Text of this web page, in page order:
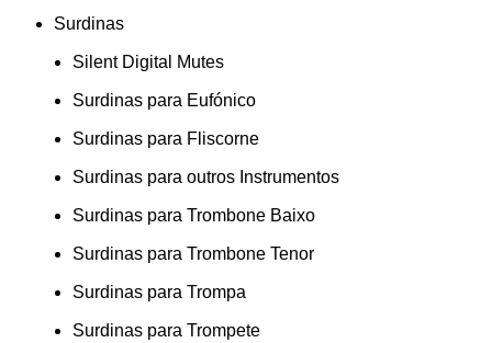
Surdinas
Silent Digital Mutes
Surdinas para Eufónico
Surdinas para Fliscorne
Surdinas para outros Instrumentos
Surdinas para Trombone Baixo
Surdinas para Trombone Tenor
Surdinas para Trompa
Surdinas para Trompete